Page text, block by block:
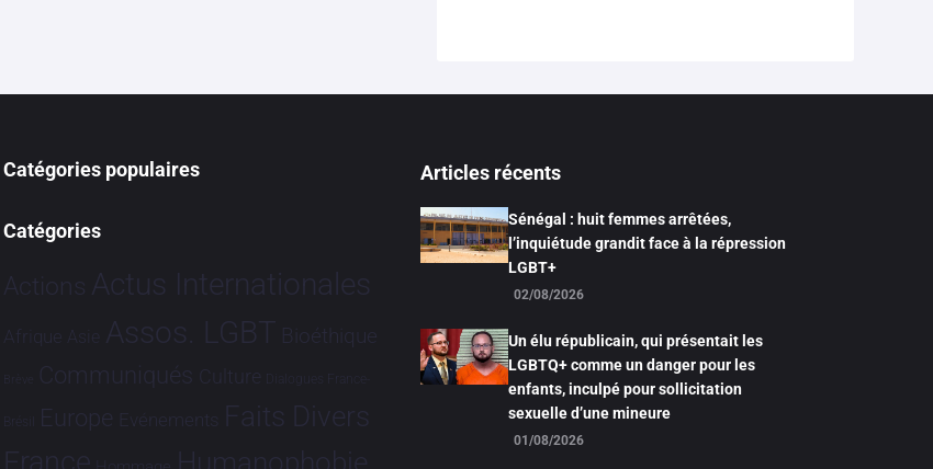
Catégories populaires
Catégories
Actions Actus Internationales
Afrique Asie Assos. LGBT Bioéthique
Brève Communiqués Culture Dialogues France-
Brésil Europe Evénements Faits Divers
Humanophobie
Articles récents
Sénégal : huit femmes arrêtées,
l’inquiétude grandit face à la répression
LGBT+
02/08/2026
Un élu républicain, qui présentait les
LGBTQ+ comme un danger pour les
enfants, inculpé pour sollicitation
sexuelle d’une mineure
01/08/2026